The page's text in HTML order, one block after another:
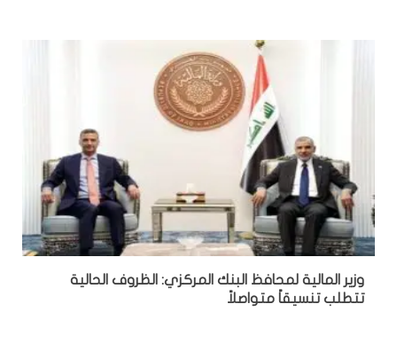
وزير المالية لمحافظ البنك المركزي: الظروف الحالية
تتطلب تنسيقاً متواصلاً